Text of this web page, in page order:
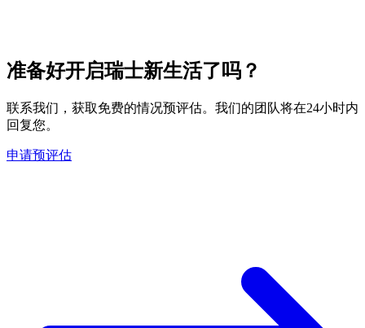
准备好开启瑞士新生活了吗？
联系我们，获取免费的情况预评估。我们的团队将在24小时内
回复您。
申请预评估